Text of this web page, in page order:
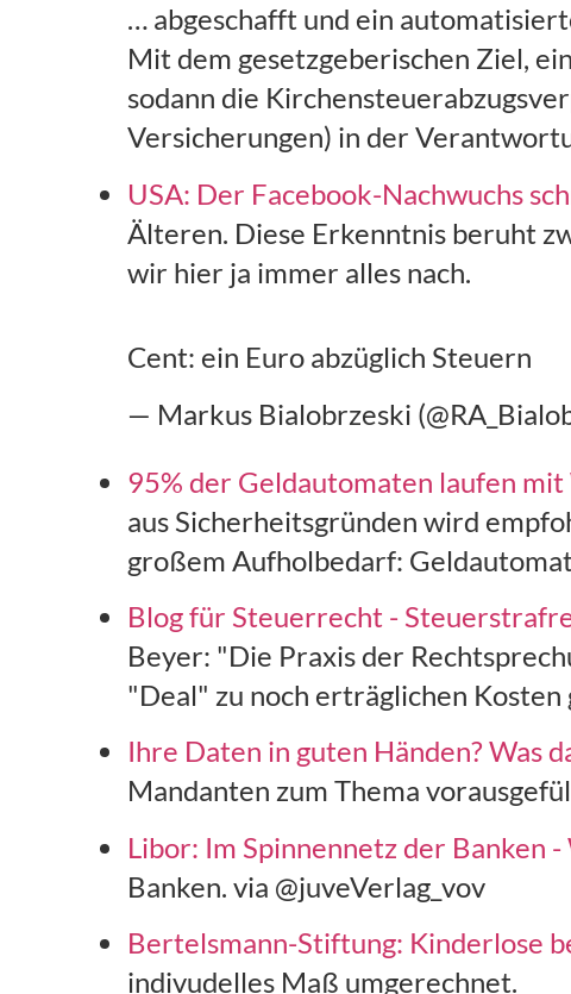
… abgeschafft und ein
Mit dem gesetzgeberischen Ziel,
sodann die
Versicherungen) in der
USA: Der Facebook-Nachwuchs
Älteren. Diese Erkenntnis beruht
wir hier ja immer alles nach.
Cent: ein Euro abzüglich Steuern
— Markus Bialobrzeski
95% der Geldautomaten laufen
aus Sicherheitsgründen wird
großem Aufholbedarf:
Blog für Steuerrecht -
Beyer: "Die Praxis der
"Deal" zu noch erträglichen Kosten
Ihre Daten in guten Händen? Was
Mandanten zum Thema
Libor: Im Spinnennetz der Banken -
Banken. via @juveVerlag_vov
Bertelsmann-Stiftung: Kinderlose
indivudelles Maß umgerechnet.